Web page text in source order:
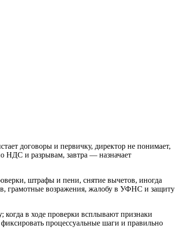
договоры и первичку, директор не понимает,
НДС и разрывам, завтра — назначает
штрафы и пени, снятие вычетов, иногда
грамотные возражения, жалобу в УФНС и защиту
; когда в ходе проверки всплывают признаки
процессуальные шаги и правильно